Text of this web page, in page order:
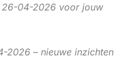
04-2026 voor jouw
2026 – nieuwe inzichten